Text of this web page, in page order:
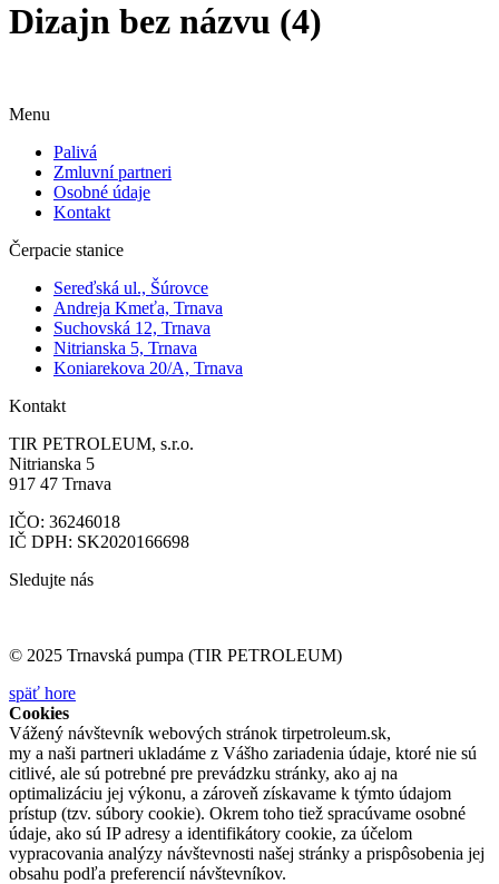
Dizajn bez názvu (4)
Menu
Palivá
Zmluvní partneri
Osobné údaje
Kontakt
Čerpacie stanice
Sereďská ul., Šúrovce
Andreja Kmeťa, Trnava
Suchovská 12, Trnava
Nitrianska 5, Trnava
Koniarekova 20/A, Trnava
Kontakt
TIR PETROLEUM, s.r.o.
Nitrianska 5
917 47 Trnava
IČO: 36246018
IČ DPH: SK2020166698
Sledujte nás
© 2025 Trnavská pumpa (TIR PETROLEUM)
späť hore
Cookies
Vážený návštevník webových stránok tirpetroleum.sk,
my a naši partneri ukladáme z Vášho zariadenia údaje, ktoré nie sú
citlivé, ale sú potrebné pre prevádzku stránky, ako aj na
optimalizáciu jej výkonu, a zároveň získavame k týmto údajom
prístup (tzv. súbory cookie). Okrem toho tiež spracúvame osobné
údaje, ako sú IP adresy a identifikátory cookie, za účelom
vypracovania analýzy návštevnosti našej stránky a prispôsobenia jej
obsahu podľa preferencií návštevníkov.